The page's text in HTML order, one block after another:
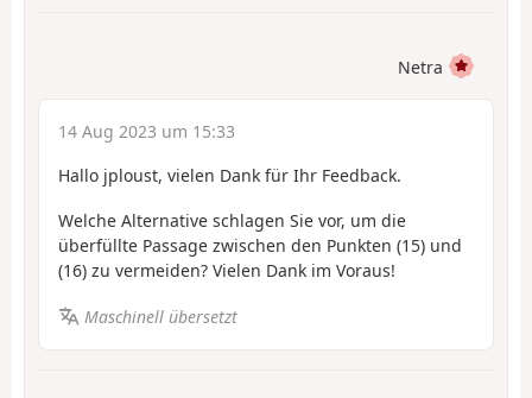
Netra
14 Aug 2023 um 15:33
Hallo jploust, vielen Dank für Ihr Feedback.
Welche Alternative schlagen Sie vor, um die
überfüllte Passage zwischen den Punkten (15) und
(16) zu vermeiden? Vielen Dank im Voraus!
Maschinell übersetzt